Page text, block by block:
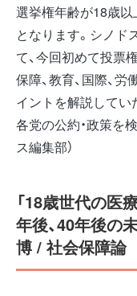
選挙権年齢が18歳
となります。シノド
て、今回初めて投票
保障、教育、国際、
イントを解説してい
各党の公約・政策を
ス編集部）
「18歳世代の医
年後、40年後の
博 / 社会保障論